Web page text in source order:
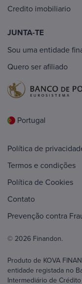
Credito imobiliario
JUNTA-TE
Sou uma entidade
Quero ser afiliado
Portugal
Política de
Termos e condições
Política de Cookies
Contato
Prevenção contra
© 2026 Finandon.
Produto de KOVA
entidade registada no
Intermediário de